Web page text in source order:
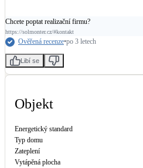
Šedá i černá odpadní
Objekt
Energetický standard
Typ domu
Zateplení
Vytápěná plocha
Chcete poptat realizační firmu?
https://solmonter.cz/#kontakt
Ověřená recenze•po 3 letech
Libí se